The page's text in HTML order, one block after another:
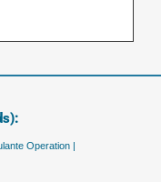
Operation |